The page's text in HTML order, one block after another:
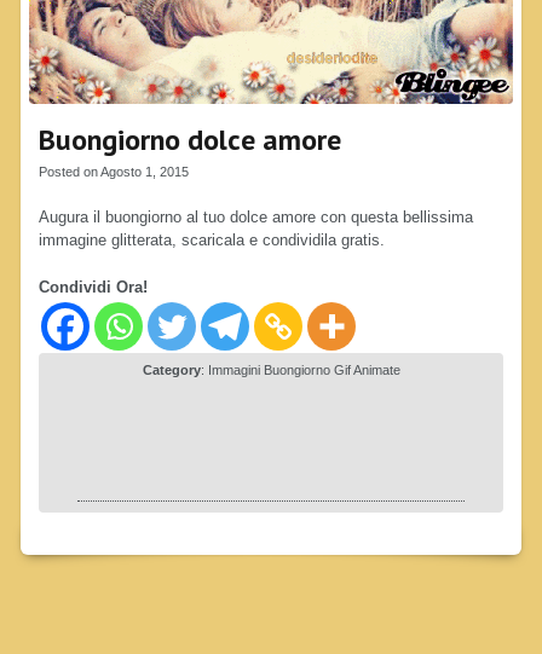
Buongiorno dolce amore
Posted on Agosto 1, 2015
Augura il buongiorno al tuo dolce amore con questa bellissima
immagine glitterata, scaricala e condividila gratis.
Condividi Ora!
Category: Immagini Buongiorno Gif Animate